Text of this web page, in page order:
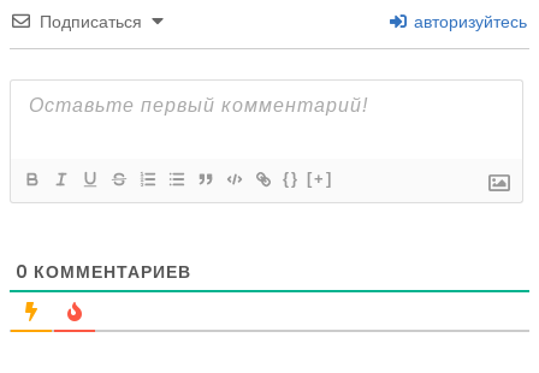
Подписаться авторизуйтесь
{} [+]
0 КОММЕНТАРИЕВ